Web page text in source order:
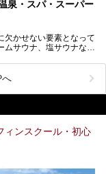
イントです。
り、友人同士やカップル
ぴったり。
してきたので、その全容
ウナを携えてリニュー
れぞれにリニューアル
べく、リニューアルプレ
！今回はそのリニューア
泉・スパ・スーパー
欠かせない要素となって
ムサウナ、塩サウナな
で楽しむためのサービス
大阪府内のオススメ温
思います！
へ
ィンスクール・初心